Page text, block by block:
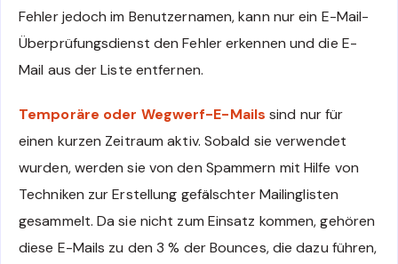
Fehler jedoch im Benutzernamen, kann nur ein E-Mail-
Überprüfungsdienst den Fehler erkennen und die E-
Mail aus der Liste entfernen.
Temporäre oder Wegwerf-E-Mails sind nur für
einen kurzen Zeitraum aktiv. Sobald sie verwendet
wurden, werden sie von den Spammern mit Hilfe von
Techniken zur Erstellung gefälschter Mailinglisten
gesammelt. Da sie nicht zum Einsatz kommen, gehören
diese E-Mails zu den 3 % der Bounces, die dazu führen,